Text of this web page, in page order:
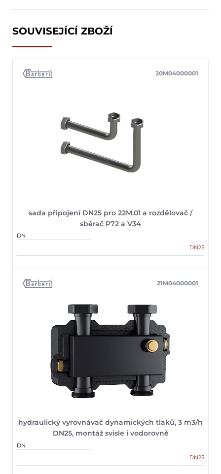
SOUVISEJÍCÍ ZBOŽÍ
sada připojení DN25 pro 22M.01 a rozdělovač /
sběrač P72 a V34
20M04000001
DN
DN25
hydraulický vyrovnávač dynamických tlaků, 3 m3/h
DN25, montáž svisle i vodorovně
21M04000001
DN
DN25